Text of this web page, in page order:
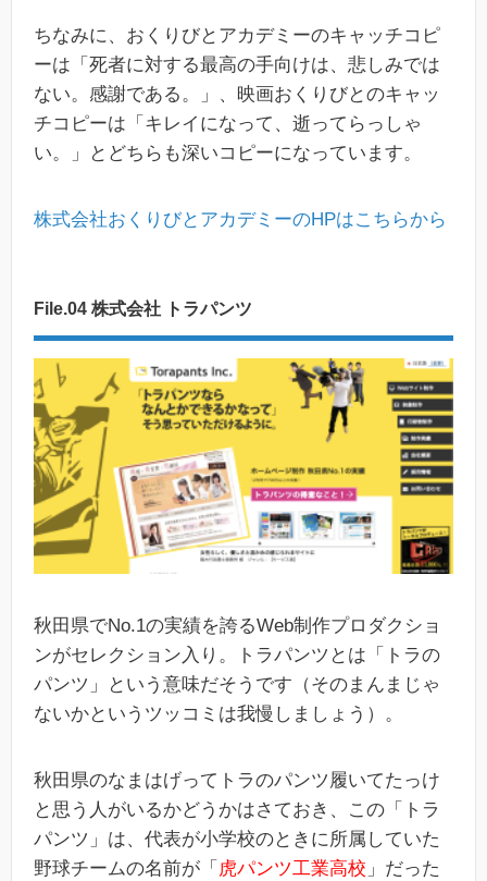
ちなみに、おくりびとアカデミーのキャッチコピ
ーは「死者に対する最高の手向けは、悲しみでは
ない。感謝である。」、映画おくりびとのキャッ
チコピーは「キレイになって、逝ってらっしゃ
い。」とどちらも深いコピーになっています。
株式会社おくりびとアカデミーのHPはこちらから
File.04 株式会社 トラパンツ
秋田県でNo.1の実績を誇るWeb制作プロダクショ
ンがセレクション入り。トラパンツとは「トラの
パンツ」という意味だそうです（そのまんまじゃ
ないかというツッコミは我慢しましょう）。
秋田県のなまはげってトラのパンツ履いてたっけ
と思う人がいるかどうかはさておき、この「トラ
パンツ」は、代表が小学校のときに所属していた
野球チームの名前が「 虎パンツ工業高校 」だった